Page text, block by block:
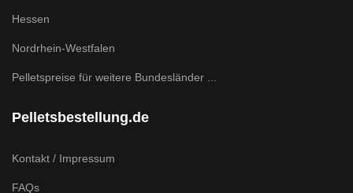
Hessen
Nordrhein-Westfalen
Pelletspreise für weitere Bundesländer ...
Pelletsbestellung.de
Kontakt / Impressum
FAQs